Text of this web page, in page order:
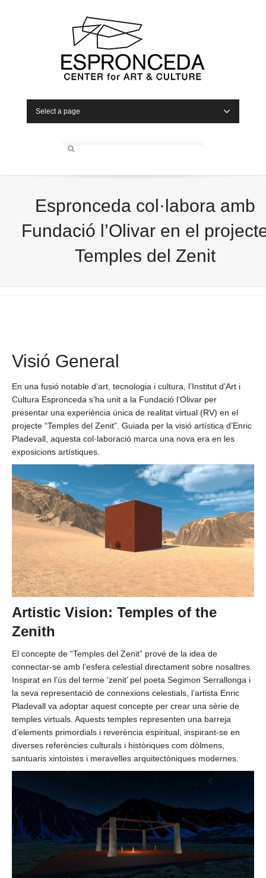
Select a page
Espronceda col·labora amb
Fundació l’Olivar en el
Temples del Zenit
Visió General
En una fusió notable d’art, tecnologia i cultura, l’Institut d’Art i
Cultura Espronceda s’ha unit a la Fundació l’Olivar per
presentar una experiència única de realitat virtual (RV) en el
projecte “Temples del Zenit”. Guiada per la visió artística d’Enric
Pladevall, aquesta col·laboració marca una nova era en les
exposicions artístiques.
Artistic Vision: Temples of the
Zenith
El concepte de “Temples del Zenit” prové de la idea de
connectar-se amb l’esfera celestial directament sobre nosaltres.
Inspirat en l’ús del terme ‘zenit’ pel poeta Segimon Serrallonga i
la seva representació de connexions celestials, l’artista Enric
Pladevall va adoptar aquest concepte per crear una sèrie de
temples virtuals. Aquests temples representen una barreja
d’elements primordials i reverència espiritual, inspirant-se en
diverses referències culturals i històriques com dòlmens,
santuaris xintoistes i meravelles arquitectòniques modernes.